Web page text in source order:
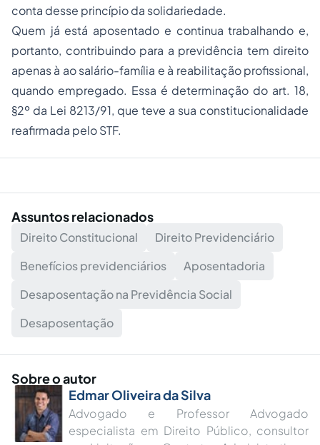
conta desse princípio da solidariedade.
Quem já está aposentado e continua trabalhando e,
portanto, contribuindo para a previdência tem direito
apenas à ao salário-família e à reabilitação profissional,
quando empregado. Essa é determinação do art. 18,
§2º da Lei 8213/91, que teve a sua constitucionalidade
reafirmada pelo STF.
Assuntos relacionados
Direito Constitucional
Direito Previdenciário
Benefícios previdenciários
Aposentadoria
Desaposentação na Previdência Social
Desaposentação
Sobre o autor
Edmar Oliveira da Silva
Advogado e Professor Advogado
especialista em Direito Público, consultor